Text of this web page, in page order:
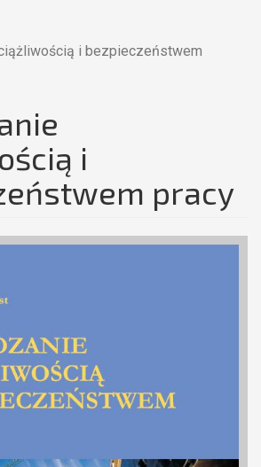
i bezpieczeństwem
i
pracy